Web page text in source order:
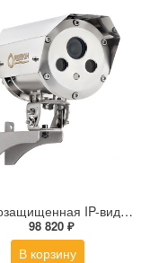
Взрывозащищенная IP-видеокамера Релион Релион-Exd-Н-100-ИК-IP5Мп2.8mm-PoE-МК-TR
98 820 ₽
В корзину